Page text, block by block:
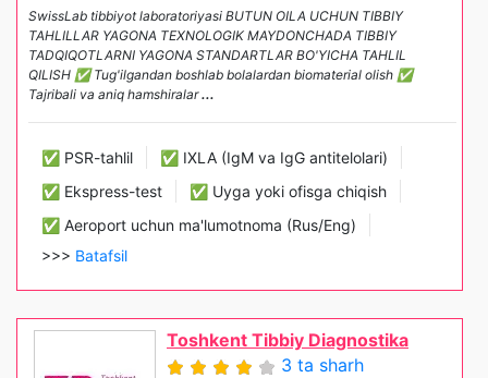
SwissLab tibbiyot laboratoriyasi BUTUN OILA UCHUN TIBBIY
TAHLILLAR YAGONA TEXNOLOGIK MAYDONCHADA TIBBIY
TADQIQOTLARNI YAGONA STANDARTLAR BO'YICHA TAHLIL
QILISH ✅ Tug'ilgandan boshlab bolalardan biomaterial olish ✅
Tajribali va aniq hamshiralar...
✅ PSR-tahlil
✅ IXLA (IgM va IgG antitelolari)
✅ Ekspress-test
✅ Uyga yoki ofisga chiqish
✅ Aeroport uchun ma'lumotnoma (Rus/Eng)
>>> Batafsil
Toshkent Tibbiy Diagnostika
3 ta sharh